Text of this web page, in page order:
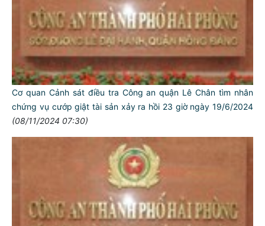
Cơ quan Cảnh sát điều tra Công an quận Lê Chân tìm nhân
chứng vụ cướp giật tài sản xảy ra hồi 23 giờ ngày 19/6/2024
(08/11/2024 07:30)